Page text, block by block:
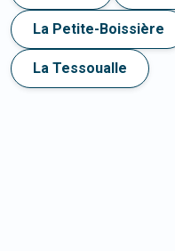
La Petite-Boissière
La Tessoualle